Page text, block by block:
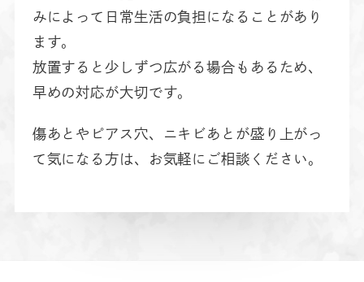
みによって日常生活の負担になることがあり
ます。
放置すると少しずつ広がる場合もあるため、
早めの対応が大切です。
傷あとやピアス穴、ニキビあとが盛り上がっ
て気になる方は、お気軽にご相談ください。